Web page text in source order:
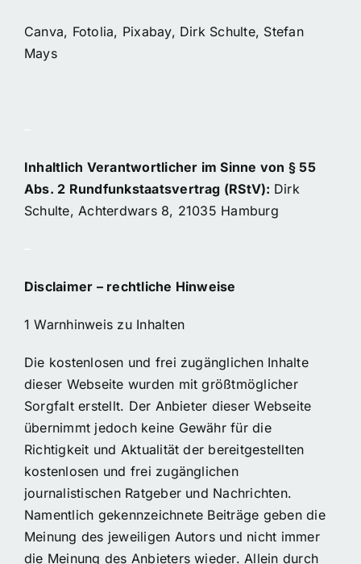
Canva, Fotolia, Pixabay, Dirk Schulte, Stefan
Mays
Inhaltlich Verantwortlicher im Sinne von § 55
Abs. 2 Rundfunkstaatsvertrag (RStV): Dirk
Schulte, Achterdwars 8, 21035 Hamburg
Disclaimer – rechtliche Hinweise
1 Warnhinweis zu Inhalten
Die kostenlosen und frei zugänglichen Inhalte
dieser Webseite wurden mit größtmöglicher
Sorgfalt erstellt. Der Anbieter dieser Webseite
übernimmt jedoch keine Gewähr für die
Richtigkeit und Aktualität der bereitgestellten
kostenlosen und frei zugänglichen
journalistischen Ratgeber und Nachrichten.
Namentlich gekennzeichnete Beiträge geben die
Meinung des jeweiligen Autors und nicht immer
die Meinung des Anbieters wieder. Allein durch